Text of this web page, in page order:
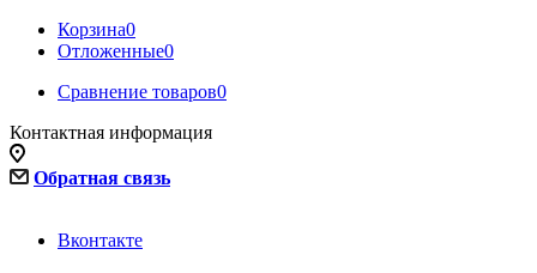
Корзина0
Отложенные0
Сравнение товаров0
Контактная информация
Обратная связь
Вконтакте